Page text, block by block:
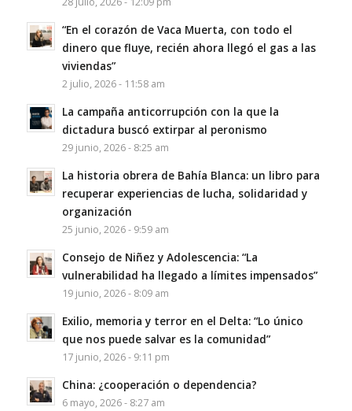
“En el corazón de Vaca Muerta, con todo el
dinero que fluye, recién ahora llegó el gas a las
viviendas”
2 julio, 2026 - 11:58 am
La campaña anticorrupción con la que la
dictadura buscó extirpar al peronismo
29 junio, 2026 - 8:25 am
La historia obrera de Bahía Blanca: un libro para
recuperar experiencias de lucha, solidaridad y
organización
25 junio, 2026 - 9:59 am
Consejo de Niñez y Adolescencia: “La
vulnerabilidad ha llegado a límites impensados”
19 junio, 2026 - 8:09 am
Exilio, memoria y terror en el Delta: “Lo único
que nos puede salvar es la comunidad”
17 junio, 2026 - 9:11 pm
China: ¿cooperación o dependencia?
6 mayo, 2026 - 8:27 am